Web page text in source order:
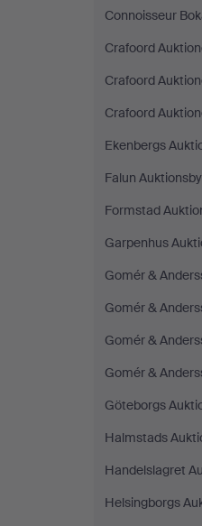
Connoisseur
Crafoord
Crafoord
Crafoord
Ekenbergs
Falun
Formstad
Garpenhus
Gomér &
Gomér &
Gomér &
Gomér &
Göteborgs
Halmstads
Handelslagret
Helsingborgs